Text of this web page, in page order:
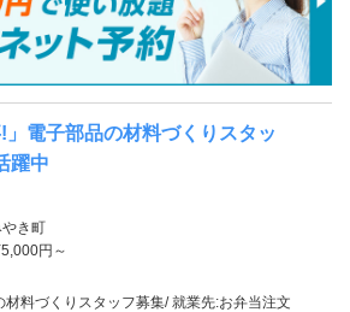
!」電子部品の材料づくりスタッ
躍中
き町
円～
材料づくりスタッフ募集/ 就業先:お弁当注文